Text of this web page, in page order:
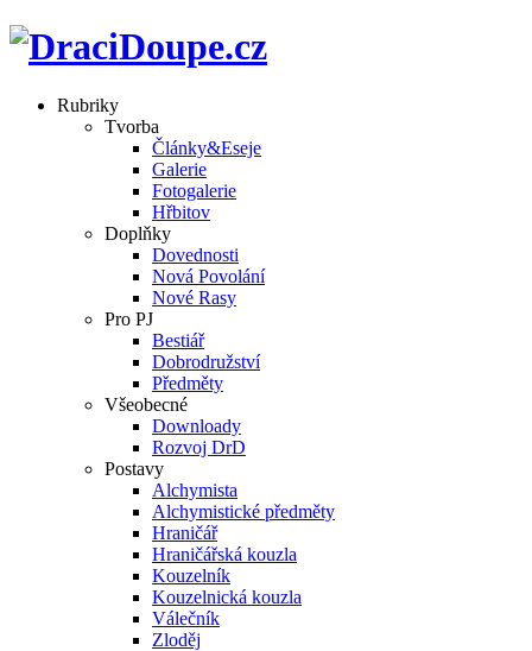
Rubriky
Tvorba
Články&Eseje
Galerie
Fotogalerie
Hřbitov
Doplňky
Dovednosti
Nová Povolání
Nové Rasy
Pro PJ
Bestiář
Dobrodružství
Předměty
Všeobecné
Downloady
Rozvoj DrD
Postavy
Alchymista
Alchymistické předměty
Hraničář
Hraničářská kouzla
Kouzelník
Kouzelnická kouzla
Válečník
Zloděj